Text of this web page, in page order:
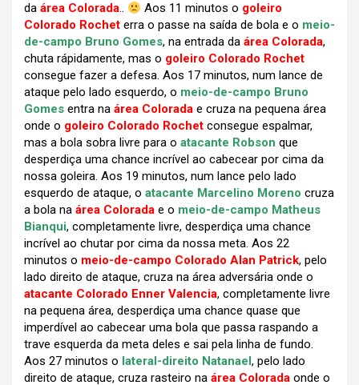
da área Colorada.. Aos 11 minutos o goleiro
Colorado Rochet erra o passe na saída de bola e o meio-
de-campo Bruno Gomes, na entrada da área Colorada,
chuta rápidamente, mas o goleiro Colorado Rochet
consegue fazer a defesa. Aos 17 minutos, num lance de
ataque pelo lado esquerdo, o meio-de-campo Bruno
Gomes entra na área Colorada e cruza na pequena área
onde o goleiro Colorado Rochet consegue espalmar,
mas a bola sobra livre para o atacante Robson que
desperdiça uma chance incrível ao cabecear por cima da
nossa goleira. Aos 19 minutos, num lance pelo lado
esquerdo de ataque, o atacante Marcelino Moreno cruza
a bola na área Colorada e o meio-de-campo Matheus
Bianqui, completamente livre, desperdiça uma chance
incrível ao chutar por cima da nossa meta. Aos 22
minutos o meio-de-campo Colorado Alan Patrick, pelo
lado direito de ataque, cruza na área adversária onde o
atacante Colorado Enner Valencia, completamente livre
na pequena área, desperdiça uma chance quase que
imperdível ao cabecear uma bola que passa raspando a
trave esquerda da meta deles e sai pela linha de fundo.
Aos 27 minutos o lateral-direito Natanael, pelo lado
direito de ataque, cruza rasteiro na área Colorada onde o